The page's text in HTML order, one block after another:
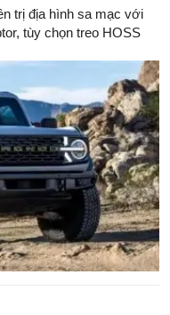
trị địa hình sa mạc với
tùy chọn treo HOSS